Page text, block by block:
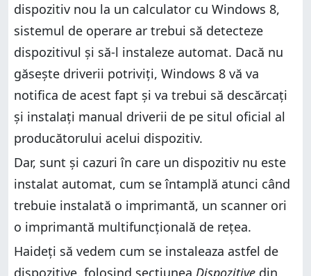
dispozitiv nou la un calculator cu Windows 8,
sistemul de operare ar trebui să detecteze
dispozitivul și să-l instaleze automat. Dacă nu
găsește driverii potriviți, Windows 8 vă va
notifica de acest fapt și va trebui să descărcați
și instalați manual driverii de pe situl oficial al
producătorului acelui dispozitiv.
Dar, sunt și cazuri în care un dispozitiv nu este
instalat automat, cum se întamplă atunci când
trebuie instalată o imprimantă, un scanner ori
o imprimantă multifuncțională de rețea.
Haideți să vedem cum se instaleaza astfel de